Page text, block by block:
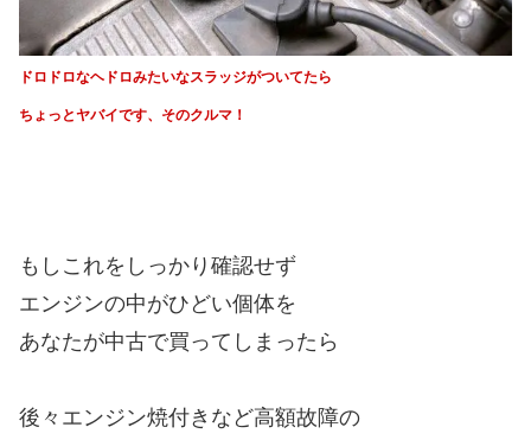
ドロドロなヘドロみたいなスラッジがついてたら
ちょっとヤバイです、そのクルマ！
もしこれをしっかり確認せず
エンジンの中がひどい個体を
あなたが中古で買ってしまったら
後々エンジン焼付きなど高額故障の